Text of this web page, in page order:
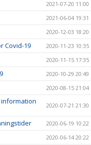
2021-07-20 11:00
2021-06-04 19:31
2020-12-03 18:20
Covid-19 2020-11-23 10:35
2020-11-15 17:35
2020-10-29 20:49
2020-08-15 21:04
2020-07-21 21:30
2020-06-19 10:22
2020-06-14 20:22